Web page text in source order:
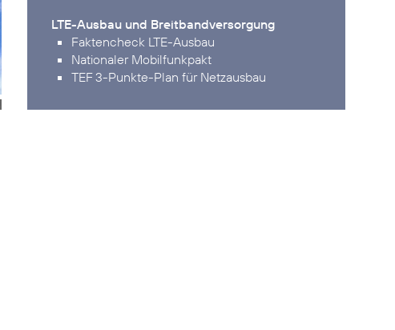
LTE-Ausbau und Breitbandversorgung
Faktencheck LTE-Ausbau
Nationaler Mobilfunkpakt
TEF 3-Punkte-Plan für Netzausbau